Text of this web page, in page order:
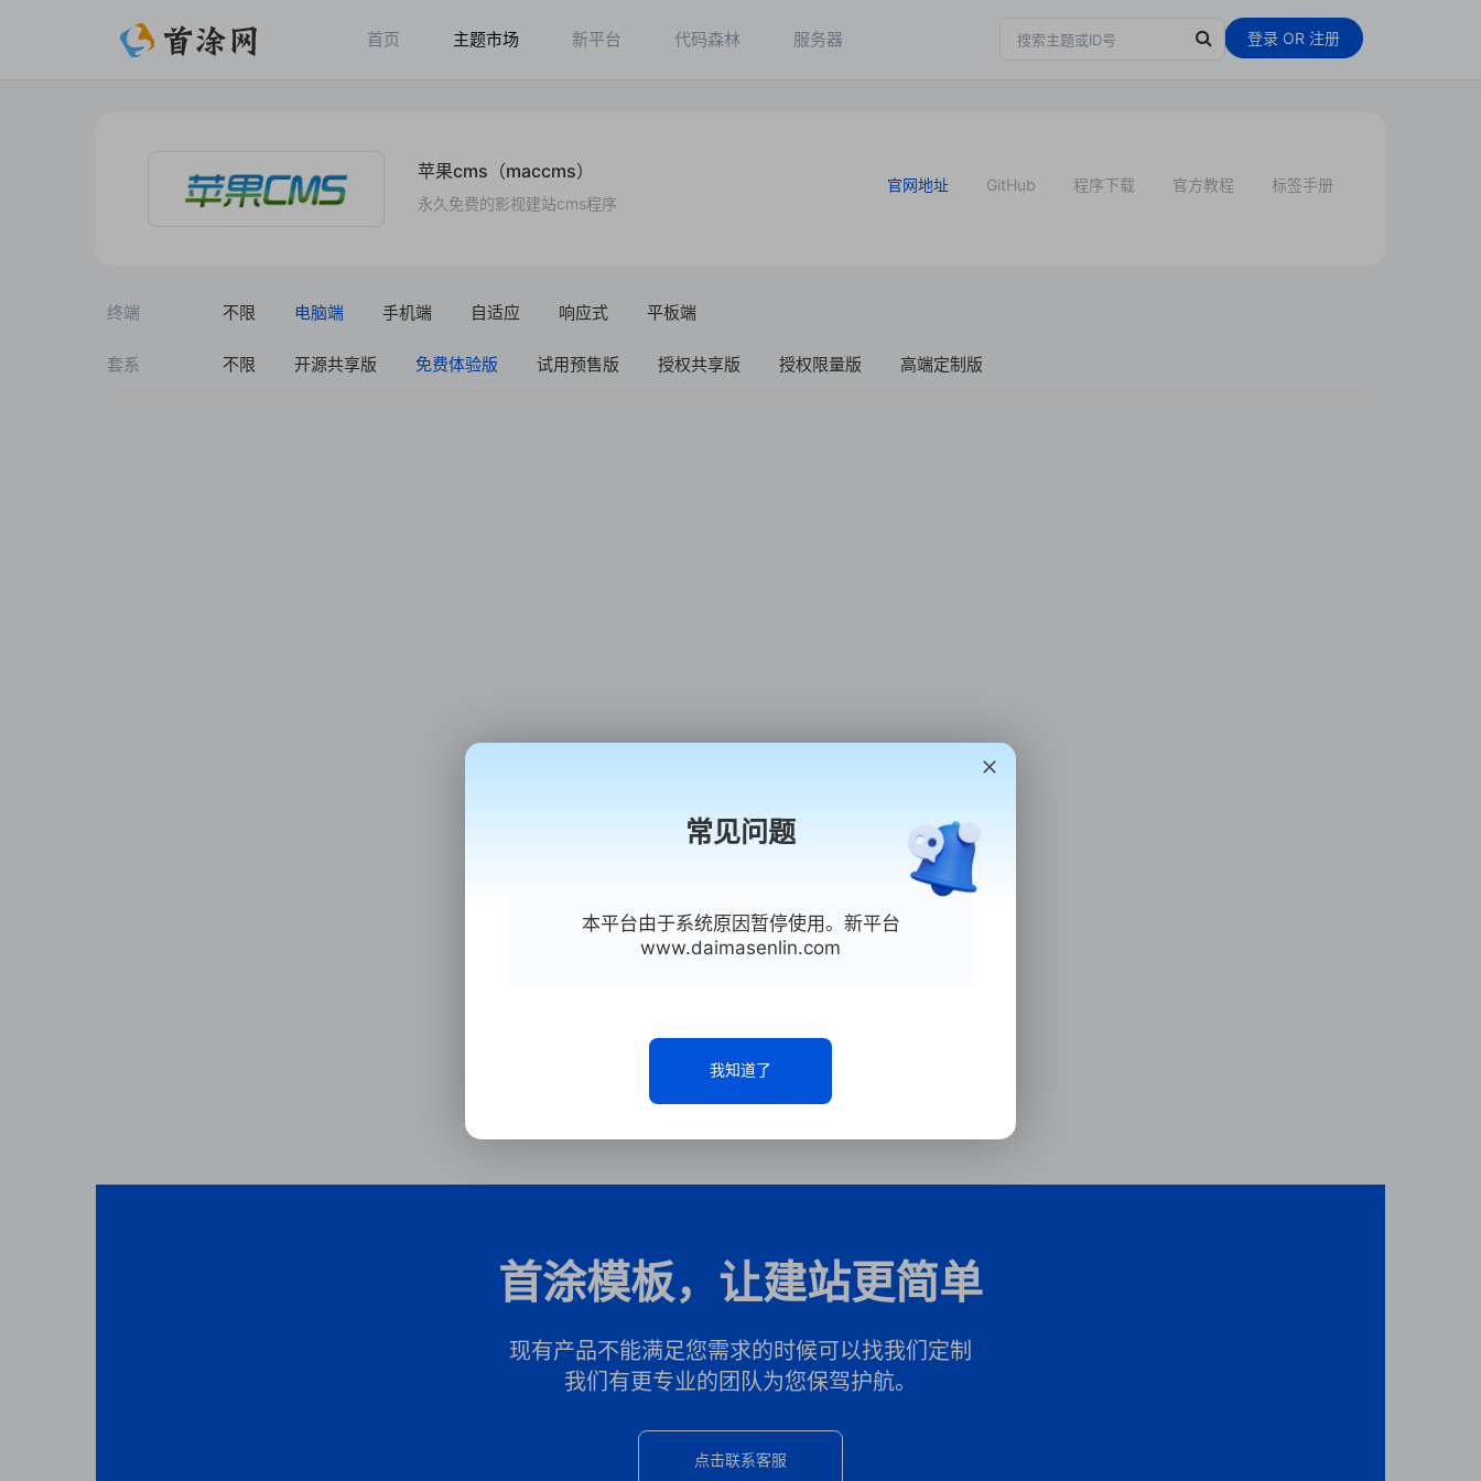
登录 OR 注册
首页 主题市场 新平台 代码森林 服务器
苹果cms（maccms）
永久免费的影视建站cms程序
官网地址 GitHub 程序下载 官方教程 标签手册
终端 不限 电脑端 手机端 自适应 响应式 平板端
套系 不限 开源共享版 免费体验版 试用预售版 授权共享版 授权限量版 高端定制版
首涂模板，让建站更简单
现有产品不能满足您需求的时候可以找我们定制
我们有更专业的团队为您保驾护航。
点击联系客服
常见问题
本平台由于系统原因暂停使用。新平台
www.daimasenlin.com
我知道了